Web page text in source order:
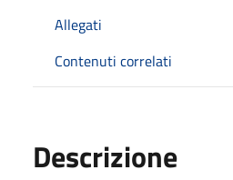
Allegati
Contenuti correlati
Descrizione